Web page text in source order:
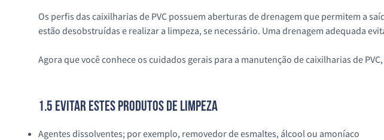
Os perfis das caixilharias de PVC possuem aberturas de drenagem que permitem a
estão desobstruídas e realizar a limpeza, se necessário. Uma drenagem adequada
Agora que você conhece os cuidados gerais para a manutenção de caixilharias de
1.5 Evitar estes Produtos de Limpeza
Agentes dissolventes; por exemplo, removedor de esmaltes, álcool ou amoníaco